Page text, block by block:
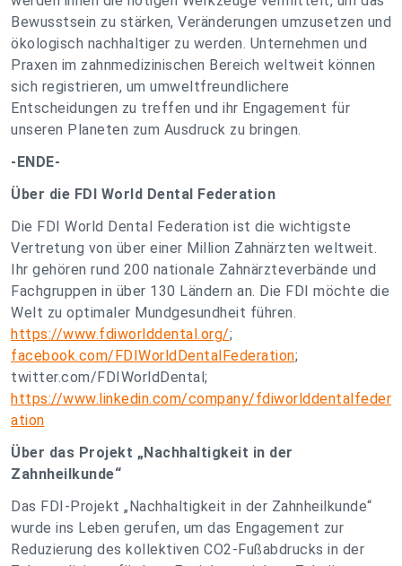
Bewusstsein zu stärken, Veränderungen umzusetzen und
ökologisch nachhaltiger zu werden. Unternehmen und
Praxen im zahnmedizinischen Bereich weltweit können
sich registrieren, um umweltfreundlichere
Entscheidungen zu treffen und ihr Engagement für
unseren Planeten zum Ausdruck zu bringen.
-ENDE-
Über die FDI World Dental Federation
Die FDI World Dental Federation ist die wichtigste
Vertretung von über einer Million Zahnärzten weltweit.
Ihr gehören rund 200 nationale Zahnärzteverbände und
Fachgruppen in über 130 Ländern an. Die FDI möchte die
Welt zu optimaler Mundgesundheit führen.
https://www.fdiworlddental.org/;
facebook.com/FDIWorldDentalFederation;
twitter.com/FDIWorldDental;
https://www.linkedin.com/company/fdiworlddentalfeder
ation
Über das Projekt „Nachhaltigkeit in der
Zahnheilkunde“
Das FDI-Projekt „Nachhaltigkeit in der Zahnheilkunde“
wurde ins Leben gerufen, um das Engagement zur
Reduzierung des kollektiven CO2-Fußabdrucks in der